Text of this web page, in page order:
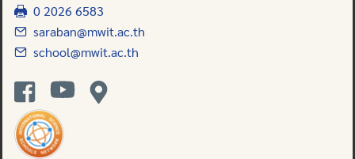
0 2026 6583
saraban@mwit.ac.th
school@mwit.ac.th